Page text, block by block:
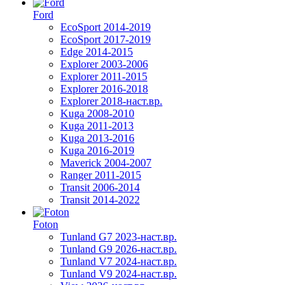
Ford
EcoSport 2014-2019
EcoSport 2017-2019
Edge 2014-2015
Explorer 2003-2006
Explorer 2011-2015
Explorer 2016-2018
Explorer 2018-наст.вр.
Kuga 2008-2010
Kuga 2011-2013
Kuga 2013-2016
Kuga 2016-2019
Maverick 2004-2007
Ranger 2011-2015
Transit 2006-2014
Transit 2014-2022
Foton
Tunland G7 2023-наст.вр.
Tunland G9 2026-наст.вр.
Tunland V7 2024-наст.вр.
Tunland V9 2024-наст.вр.